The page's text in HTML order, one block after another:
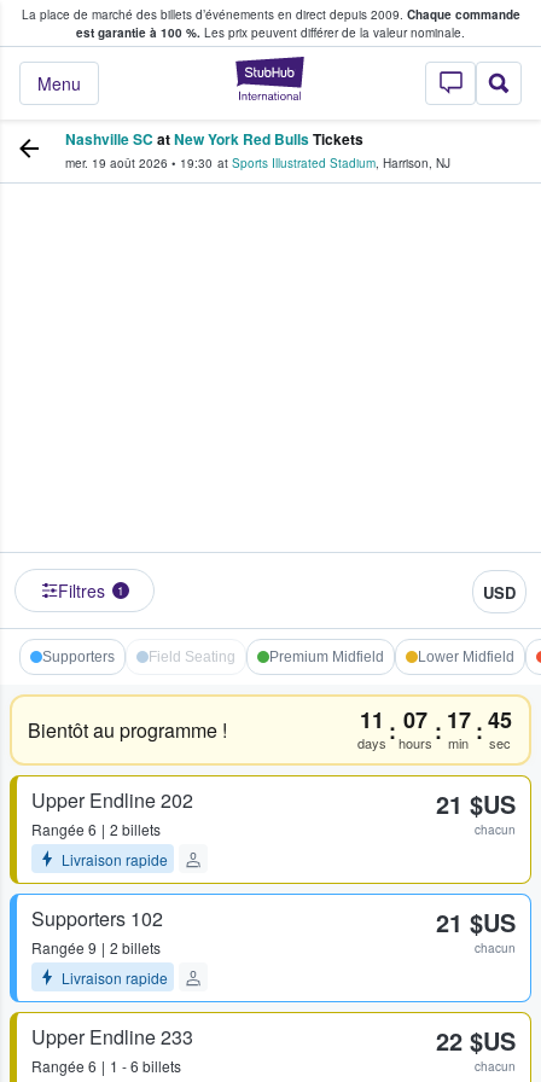
La place de marché des billets d’événements en direct depuis 2009. Chaque commande
est garantie à 100 %. Les prix peuvent différer de la valeur nominale.
StubHub - Où
Menu
fans achètent et vendent des billets
Nashville SC atNew York Red BullsTickets
mer. 19 août 2026 • 19:30 at Sports Illustrated Stadium, Harrison, NJ
Filtres 1 USD
Supporters Field Seating Premium Midfield Lower Midfield
Bientôt au programme ! 11
days : 07
hours : 17
min :45
sec
Upper Endline 202
Rangée 6
2 billets
Livraison rapide
21 $US
chacun
Supporters 102
Rangée 9
2 billets
Livraison rapide
21 $US
chacun
Upper Endline 233
Rangée 6 1 - 6 billets
22 $US
chacun